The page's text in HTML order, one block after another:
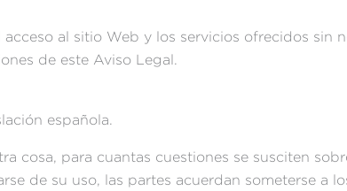
al sitio Web y los servicios ofrecidos
de este Aviso Legal.
española.
cosa, para cuantas cuestiones se susciten
de su uso, las partes acuerdan someterse a